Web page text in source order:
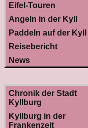
Eifel-Touren
Angeln in der Kyll
Paddeln auf der Kyll
Reisebericht
News
Chronik der Stadt
Kyllburg
Kyllburg in der
Frankenzeit